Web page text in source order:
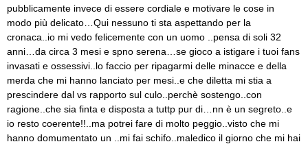
pubblicamente invece di essere cordiale e motivare le cose in
modo più delicato…Qui nessuno ti sta aspettando per la
cronaca..io mi vedo felicemente con un uomo ..pensa di soli 32
anni…da circa 3 mesi e spno serena…se gioco a istigare i tuoi fans
invasati e ossessivi..lo faccio per ripagarmi delle minacce e della
merda che mi hanno lanciato per mesi..e che diletta mi stia a
prescindere dal vs rapporto sul culo..perchè sostengo..con
ragione..che sia finta e disposta a tuttp pur di…nn è un segreto..e
io resto coerente!!..ma potrei fare di molto peggio..visto che mi
hanno domumentato un ..mi fai schifo..maledico il giorno che mi hai